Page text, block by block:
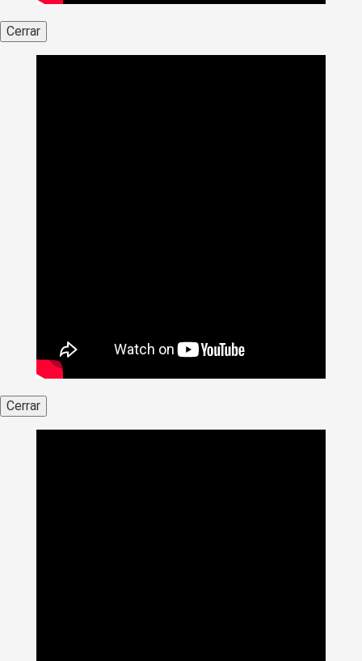
Cerrar
Cerrar